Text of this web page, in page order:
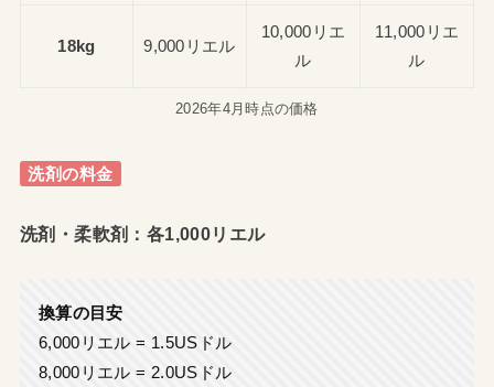
18kg 9,000リエル
10,000リエ
ル
11,000リエ
ル
2026年4月時点の価格
洗剤の料金
洗剤・柔軟剤：各1,000リエル
換算の目安
6,000リエル = 1.5USドル
8,000リエル = 2.0USドル